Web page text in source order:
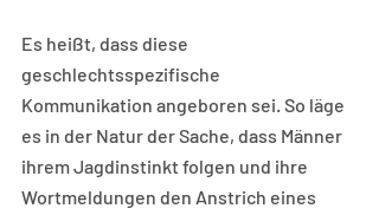
Es heißt, dass diese
geschlechtsspezifische
Kommunikation angeboren sei. So läge
es in der Natur der Sache, dass Männer
ihrem Jagdinstinkt folgen und ihre
Wortmeldungen den Anstrich eines